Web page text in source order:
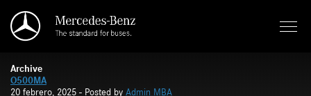
Archive
O500MA
20 febrero, 2025 - Posted by Admin MBA